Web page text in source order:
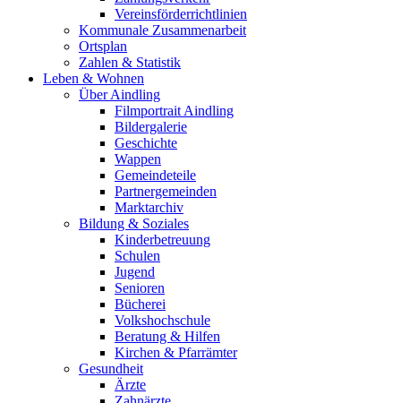
Vereinsförderrichtlinien
Kommunale Zusammenarbeit
Ortsplan
Zahlen & Statistik
Leben & Wohnen
Über Aindling
Filmportrait Aindling
Bildergalerie
Geschichte
Wappen
Gemeindeteile
Partnergemeinden
Marktarchiv
Bildung & Soziales
Kinderbetreuung
Schulen
Jugend
Senioren
Bücherei
Volkshochschule
Beratung & Hilfen
Kirchen & Pfarrämter
Gesundheit
Ärzte